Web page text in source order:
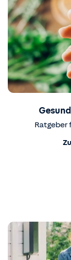
Ratgeber